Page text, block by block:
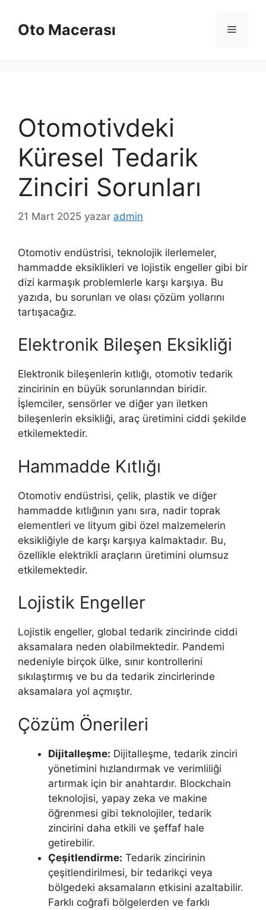
Oto Macerası Menü
Otomotivdeki
Küresel Tedarik
Zinciri Sorunları
21 Mart 2025 yazar admin
Otomotiv endüstrisi, teknolojik ilerlemeler,
hammadde eksiklikleri ve lojistik engeller gibi bir
dizi karmaşık problemlerle karşı karşıya. Bu
yazıda, bu sorunları ve olası çözüm yollarını
tartışacağız.
Elektronik Bileşen Eksikliği
Elektronik bileşenlerin kıtlığı, otomotiv tedarik
zincirinin en büyük sorunlarından biridir.
İşlemciler, sensörler ve diğer yarı iletken
bileşenlerin eksikliği, araç üretimini ciddi şekilde
etkilemektedir.
Hammadde Kıtlığı
Otomotiv endüstrisi, çelik, plastik ve diğer
hammadde kıtlığının yanı sıra, nadir toprak
elementleri ve lityum gibi özel malzemelerin
eksikliğiyle de karşı karşıya kalmaktadır. Bu,
özellikle elektrikli araçların üretimini olumsuz
etkilemektedir.
Lojistik Engeller
Lojistik engeller, global tedarik zincirinde ciddi
aksamalara neden olabilmektedir. Pandemi
nedeniyle birçok ülke, sınır kontrollerini
sıkılaştırmış ve bu da tedarik zincirlerinde
aksamalara yol açmıştır.
Çözüm Önerileri
Dijitalleşme: Dijitalleşme, tedarik zinciri
yönetimini hızlandırmak ve verimliliği
artırmak için bir anahtardır. Blockchain
teknolojisi, yapay zeka ve makine
öğrenmesi gibi teknolojiler, tedarik
zincirini daha etkili ve şeffaf hale
getirebilir.
Çeşitlendirme: Tedarik zincirinin
çeşitlendirilmesi, bir tedarikçi veya
bölgedeki aksamaların etkisini azaltabilir.
Farklı coğrafi bölgelerden ve farklı